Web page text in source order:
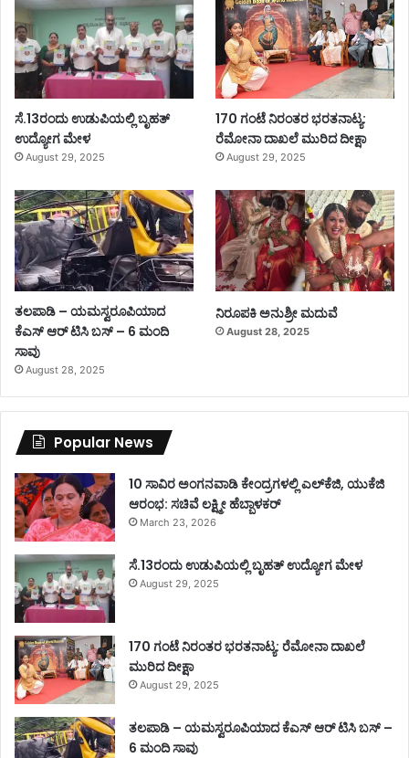
ಸೆ.13ರಂದು ಉಡುಪಿಯಲ್ಲಿ ಬೃಹತ್
ಉದ್ಯೋಗ ಮೇಳ
August 29, 2025
170 ಗಂಟೆ ನಿರಂತರ ಭರತನಾಟ್ಯ:
ರೆಮೋನಾ ದಾಖಲೆ ಮುರಿದ ದೀಕ್ಷಾ
August 29, 2025
ತಲಪಾಡಿ – ಯಮಸ್ವರೂಪಿಯಾದ
ಕೆಎಸ್ ಆರ್ ಟಿಸಿ ಬಸ್ – 6 ಮಂದಿ
ಸಾವು
August 28, 2025
ನಿರೂಪಕಿ ಅನುಶ್ರೀ ಮದುವೆ
August 28, 2025
Popular News
10 ಸಾವಿರ ಅಂಗನವಾಡಿ ಕೇಂದ್ರಗಳಲ್ಲಿ ಎಲ್‌ಕೆಜಿ, ಯುಕೆಜಿ
ಆರಂಭ: ಸಚಿವೆ ಲಕ್ಷ್ಮೀ ಹೆಬ್ಬಾಳಕರ್
March 23, 2026
ಸೆ.13ರಂದು ಉಡುಪಿಯಲ್ಲಿ ಬೃಹತ್ ಉದ್ಯೋಗ ಮೇಳ
August 29, 2025
170 ಗಂಟೆ ನಿರಂತರ ಭರತನಾಟ್ಯ: ರೆಮೋನಾ ದಾಖಲೆ
ಮುರಿದ ದೀಕ್ಷಾ
August 29, 2025
ತಲಪಾಡಿ – ಯಮಸ್ವರೂಪಿಯಾದ ಕೆಎಸ್ ಆರ್ ಟಿಸಿ ಬಸ್ –
6 ಮಂದಿ ಸಾವು